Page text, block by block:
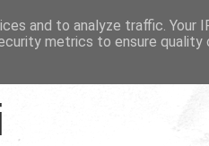
and to analyze traffic. Your
metrics to ensure quality